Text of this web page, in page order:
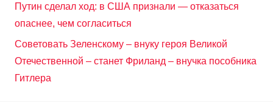
Путин сделал ход: в США признали — отказаться
опаснее, чем согласиться
Советовать Зеленскому – внуку героя Великой
Отечественной – станет Фриланд – внучка пособника
Гитлера